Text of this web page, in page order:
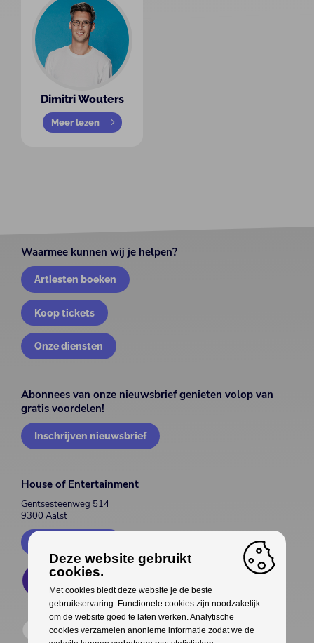
Dimitri Wouters
Meer lezen
Waarmee kunnen wij je helpen?
Artiesten boeken
Koop tickets
Onze diensten
Abonnees van onze nieuwsbrief genieten volop van
gratis voordelen!
Inschrijven nieuwsbrief
House of Entertainment
Gentsesteenweg 514
9300 Aalst
Deze website gebruikt
cookies.
Met cookies biedt deze website je de beste
gebruikservaring. Functionele cookies zijn noodzakelijk
om de website goed te laten werken. Analytische
cookies verzamelen anonieme informatie zodat we de